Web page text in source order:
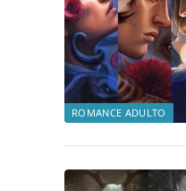
ROMANCE ADULTO